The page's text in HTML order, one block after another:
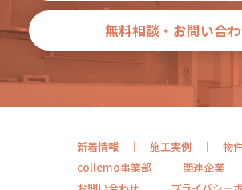
無料相談・お問い合
新着情報 施工実例
物
collemo事業部
関連企業